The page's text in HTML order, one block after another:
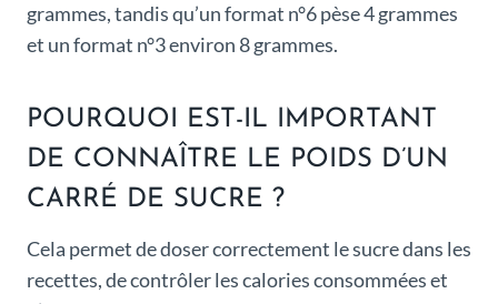
grammes, tandis qu’un format n°6 pèse 4 grammes
et un format n°3 environ 8 grammes.
POURQUOI EST-IL IMPORTANT
DE CONNAÎTRE LE POIDS D’UN
CARRÉ DE SUCRE ?
Cela permet de doser correctement le sucre dans les
recettes, de contrôler les calories consommées et